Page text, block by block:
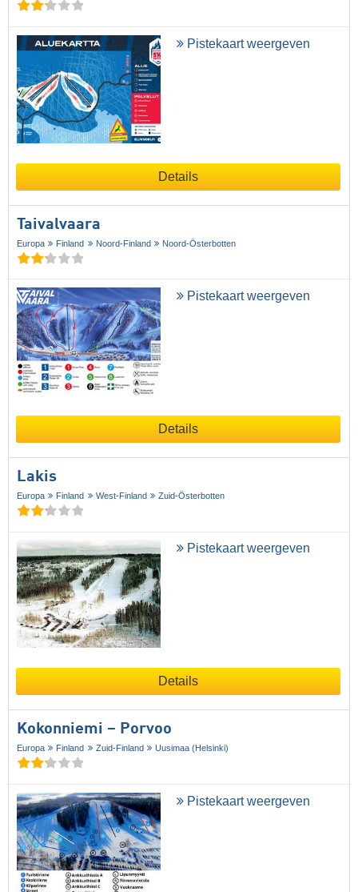
Pistekaart weergeven
Details
Taivalvaara
Europa Finland Noord-Finland Noord-Österbotten
Pistekaart weergeven
Details
Lakis
Europa Finland West-Finland Zuid-Österbotten
Pistekaart weergeven
Details
Kokonniemi – Porvoo
Europa Finland Zuid-Finland Uusimaa (Helsinki)
Pistekaart weergeven